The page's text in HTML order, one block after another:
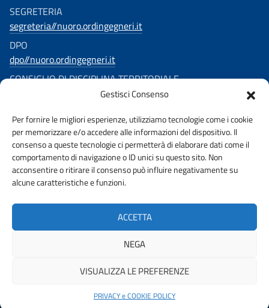
Gestisci Consenso
Per fornire le migliori esperienze, utilizziamo tecnologie come i cookie
per memorizzare e/o accedere alle informazioni del dispositivo. Il
consenso a queste tecnologie ci permetterà di elaborare dati come il
comportamento di navigazione o ID unici su questo sito. Non
acconsentire o ritirare il consenso può influire negativamente su
alcune caratteristiche e funzioni.
ACCETTA
NEGA
VISUALIZZA LE PREFERENZE
PRIVACY e COOKIE POLICY
SEGRETERIA
segreteria//nuoro.ordingegneri.it
DPO
dpo//nuoro.ordingegneri.it
CONSIGLIO DI DISCIPLINA TERRITORIALE
consigliodisciplina.ingegnerinuoro//ingpec.eu
SEGUICI SU
URP PRIVACY
AMMINISTRAZIONE TRASPARENTE
© 2026 ORDINE DEGLI INGEGNERI DELLA PROVINCIA DI NUORO |